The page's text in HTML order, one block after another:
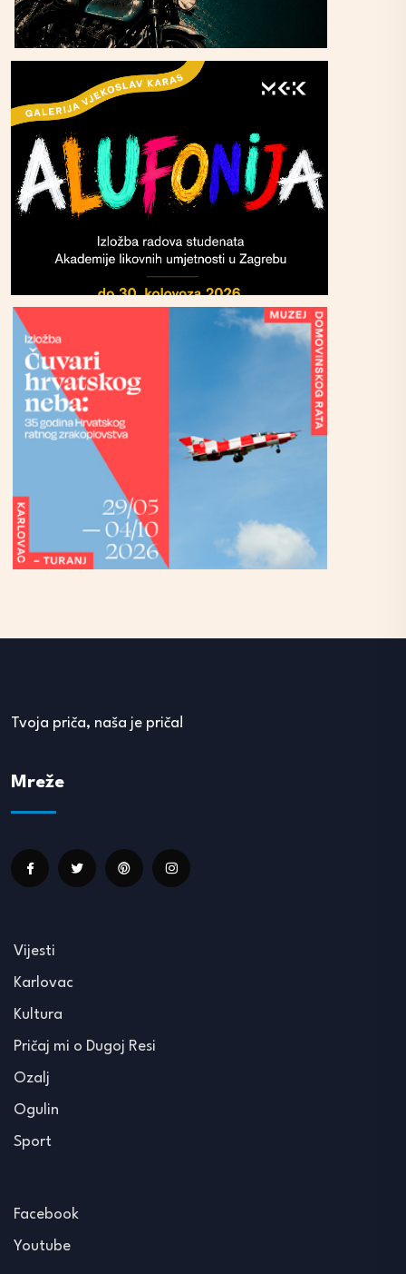
Tvoja priča, naša je priča!
Mreže
Vijesti
Karlovac
Kultura
Pričaj mi o Dugoj Resi
Ozalj
Ogulin
Sport
Facebook
Youtube